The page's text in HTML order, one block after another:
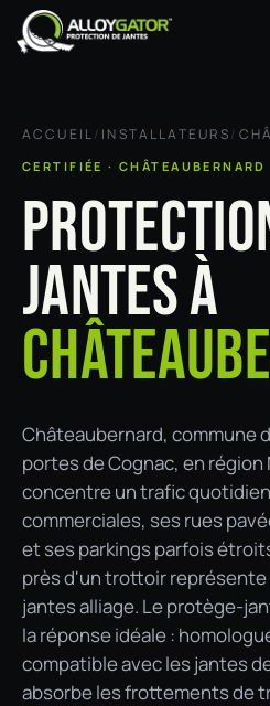
Se rendre au contenu
ACCUEIL/ INSTALLATEURS/
CERTIFIÉE · CHÂTEAUBERNARD
JANTES À
Châteaubernard, commune
portes de Cognac, en
concentre un trafic
commerciales, ses rues
et ses parkings parfois
près d'un trottoir représente
jantes alliage. Le protège-
la réponse idéale :
compatible avec les jantes
absorbe les frottements de